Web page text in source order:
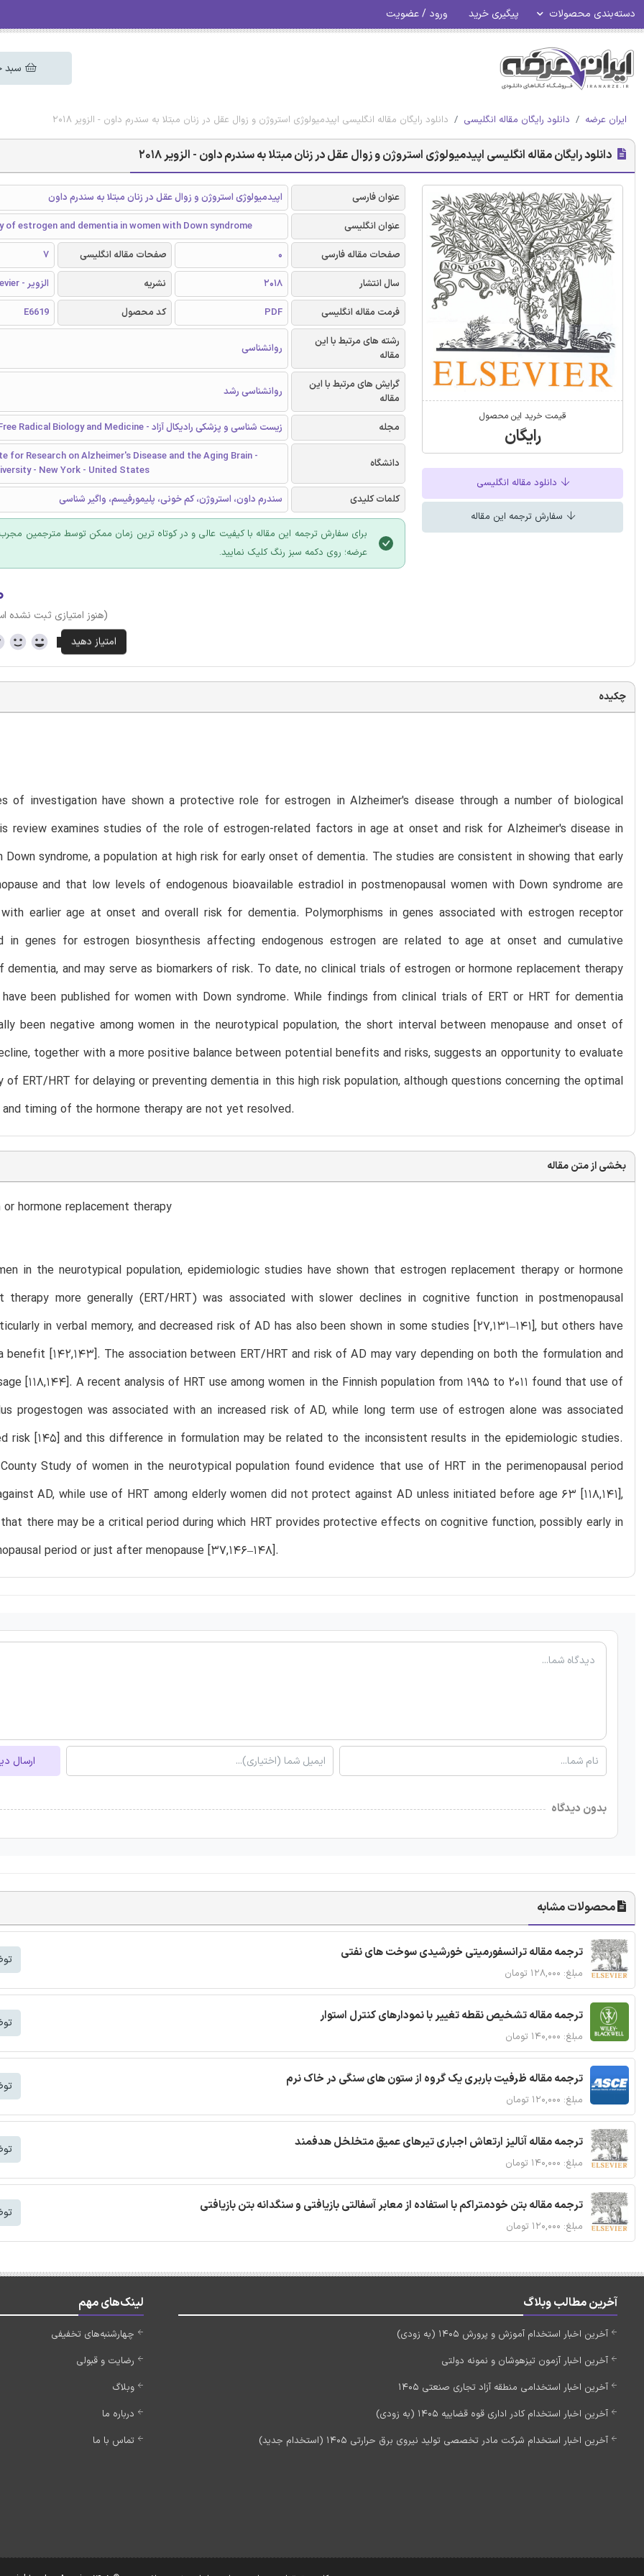
دسته‌بندی محصولات پیگیری خرید ورود / عضویت
سبد
ایران عرضه دانلود رایگان مقاله انگلیسی دانلود رایگان مقاله انگلیسی اپیدمیولوژی استروژن و زوال عقل در زنان مبتلا به سندرم داون - الزویر 2018
دانلود رایگان مقاله انگلیسی اپیدمیولوژی استروژن و زوال عقل در زنان مبتلا به سندرم داون - الزویر 2018
قیمت خرید این محصول
رایگان
دانلود مقاله انگلیسی
سفارش ترجمه این مقاله
عنوان فارسی
اپیدمیولوژی استروژن و زوال عقل در زنان مبتلا به سندرم داون
عنوان انگلیسی
of estrogen and dementia in women with Down syndrome
صفحات مقاله فارسی
0 صفحات مقاله انگلیسی
7
سال انتشار
2018 نشریه
الزویر - Elsevier
فرمت مقاله انگلیسی
PDF کد محصول
E6619
رشته های مرتبط با این
مقاله
روانشناسی
گرایش های مرتبط با این
مقاله
روانشناسی رشد
مجله زیست شناسی و پزشکی رادیکال آزاد - Free Radical Biology and Medicine
دانشگاه
for Research on Alzheimer's Disease and the Aging Brain -
- New York - United States
کلمات کلیدی
سندرم داون، استروژن، کم خونی، پلیمورفیسم، واگیر شناسی
برای سفارش ترجمه این مقاله با کیفیت عالی و در کوتاه ترین زمان ممکن توسط مترجمین
عرضه؛ روی دکمه سبز رنگ کلیک نمایید.
(هنوز امتیازی ثبت نشده
چکیده
of investigation have shown a protective role for estrogen in Alzheimer's disease through a number of biological
review examines studies of the role of estrogen-related factors in age at onset and risk for Alzheimer's disease in
Down syndrome, a population at high risk for early onset of dementia. The studies are consistent in showing that early
and that low levels of endogenous bioavailable estradiol in postmenopausal women with Down syndrome are
earlier age at onset and overall risk for dementia. Polymorphisms in genes associated with estrogen receptor
in genes for estrogen biosynthesis affecting endogenous estrogen are related to age at onset and cumulative
dementia, and may serve as biomarkers of risk. To date, no clinical trials of estrogen or hormone replacement therapy
been published for women with Down syndrome. While findings from clinical trials of ERT or HRT for dementia
been negative among women in the neurotypical population, the short interval between menopause and onset of
together with a more positive balance between potential benefits and risks, suggests an opportunity to evaluate
ERT/HRT for delaying or preventing dementia in this high risk population, although questions concerning the optimal
timing of the hormone therapy are not yet resolved.
بخشی از متن مقاله
hormone replacement therapy
in the neurotypical population, epidemiologic studies have shown that estrogen replacement therapy or hormone
therapy more generally (ERT/HRT) was associated with slower declines in cognitive function in postmenopausal
in verbal memory, and decreased risk of AD has also been shown in some studies [27,131–141], but others have
benefit [142,143]. The association between ERT/HRT and risk of AD may vary depending on both the formulation and
[118,144]. A recent analysis of HRT use among women in the Finnish population from 1995 to 2011 found that use of
progestogen was associated with an increased risk of AD, while long term use of estrogen alone was associated
risk [145] and this difference in formulation may be related to the inconsistent results in the epidemiologic studies.
Study of women in the neurotypical population found evidence that use of HRT in the perimenopausal period
AD, while use of HRT among elderly women did not protect against AD unless initiated before age 63 [118,141],
there may be a critical period during which HRT provides protective effects on cognitive function, possibly early in
period or just after menopause [37,146–148].
ارسال
بدون دیدگاه
محصولات مشابه
ترجمه مقاله ترانسفورمیتی خورشیدی سوخت های نفتی
مبلغ: ۱۲۸,۰۰۰ تومان
ترجمه مقاله تشخیص نقطه تغییر با نمودارهای کنترل استوار
مبلغ: ۱۴۰,۰۰۰ تومان
ترجمه مقاله ظرفیت باربری یک گروه از ستون های سنگی در خاک نرم
مبلغ: ۱۲۰,۰۰۰ تومان
ترجمه مقاله آنالیز ارتعاش اجباری تیرهای عمیق متخلخل هدفمند
مبلغ: ۱۴۰,۰۰۰ تومان
ترجمه مقاله بتن خودمتراکم با استفاده از معابر آسفالتی بازیافتی و سنگدانه بتن بازیافتی
مبلغ: ۱۲۰,۰۰۰ تومان
آخرین مطالب وبلاگ
آخرین اخبار استخدام آموزش و پرورش 1405 (به زودی)
آخرین اخبار آزمون تیزهوشان و نمونه دولتی
آخرین اخبار استخدامی منطقه آزاد تجاری صنعتی 1405
آخرین اخبار استخدام کادر اداری قوه قضاییه 1405 (به زودی)
آخرین اخبار استخدام شرکت مادر تخصصی تولید نیروی برق حرارتی 1405 (استخدام جدید)
لینک‌های مهم
چهارشنبه‌های تخفیفی
رضایت و قبولی
وبلاگ
درباره ما
تماس با ما